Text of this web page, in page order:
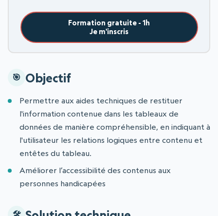
Formation gratuite - 1h
Je m'inscris
Objectif
Permettre aux aides techniques de restituer
l'information contenue dans les tableaux de
données de manière compréhensible, en indiquant à
l'utilisateur les relations logiques entre contenu et
entêtes du tableau.
Améliorer l’accessibilité des contenus aux
personnes handicapées